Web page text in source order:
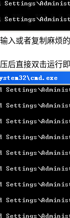
入或者复制麻烦
后直接双击运行即